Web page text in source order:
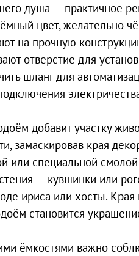
душа — практичное
цвет, желательно
на прочную
отверстие для
шланг для
добавит участку
замаскировав края
или специальной
— кувшинки или
ириса или хосты.
становится
ёмкостями важно